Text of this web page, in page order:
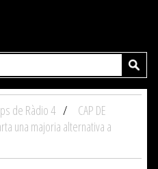
de Ràdio 4
CAP DE
una majoria alternativa a